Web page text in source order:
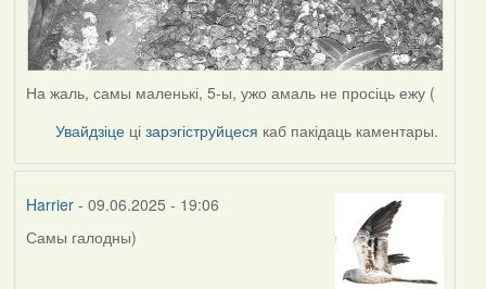
На жаль, самы маленькі, 5-ы, ужо амаль не просіць ежу (
Увайдзіце цізарэгіструйцеся каб пакідаць каментары.
Harrier- 09.06.2025 - 19:06
Самы галодны)